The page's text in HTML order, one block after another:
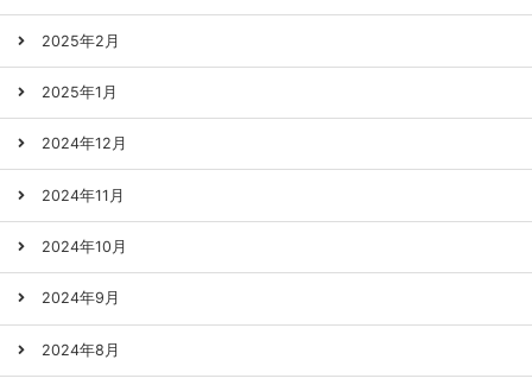
2025年2月
2025年1月
2024年12月
2024年11月
2024年10月
2024年9月
2024年8月